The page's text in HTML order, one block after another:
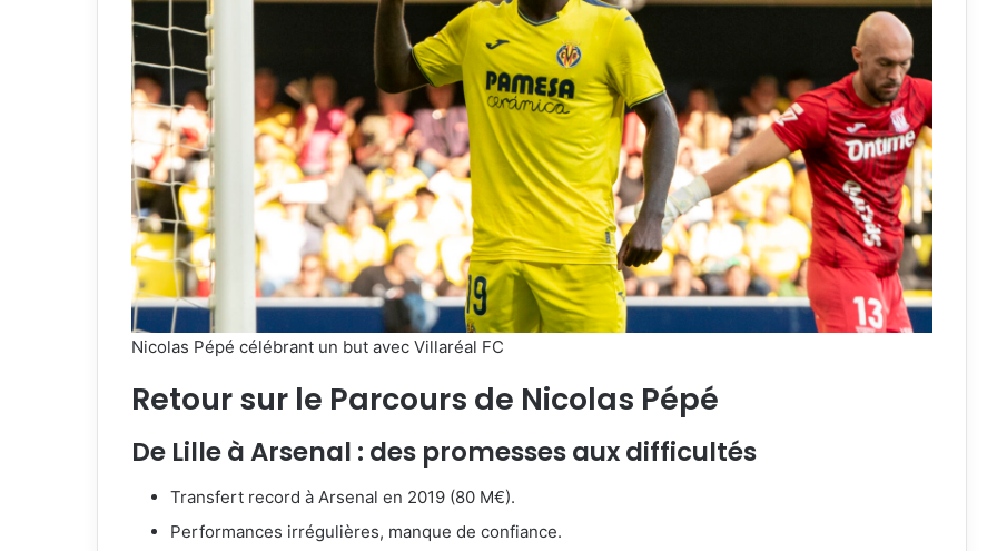
Nicolas Pépé célébrant un but avec Villaréal FC
Retour sur le Parcours de Nicolas Pépé
De Lille à Arsenal : des promesses aux difficultés
Transfert record à Arsenal en 2019 (80 M€).
Performances irrégulières, manque de confiance.